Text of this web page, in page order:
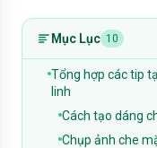
Mục Lục 10
Tổng hợp các tip
linh
Cách tạo dáng
Chụp ảnh che